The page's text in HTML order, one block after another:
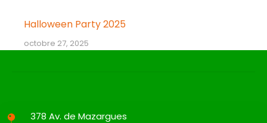
Halloween Party 2025
octobre 27, 2025
378 Av. de Mazargues